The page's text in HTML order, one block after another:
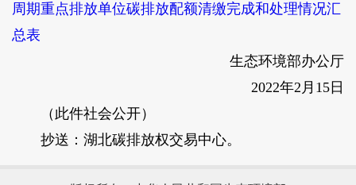
周期重点排放单位碳排放配额清缴完成和处理情况汇
总表
生态环境部办公厅
2022年2月15日
（此件社会公开）
抄送：湖北碳排放权交易中心。